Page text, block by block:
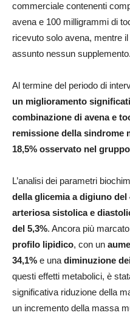
commerciale contenenti
avena e 100 milligrammi di
ricevuto solo avena, mentre
assunto nessun supplemento.
Al termine del periodo di
un miglioramento
combinazione di avena e
remissione della sindrome
18,5% osservato nel
L’analisi dei parametri
della glicemia a digiuno del
arteriosa sistolica e
del 5,3%. Ancora più
profilo lipidico, con un
34,1% e una diminuzione
questi effetti metabolici, è
significativa riduzione della
un incremento della massa